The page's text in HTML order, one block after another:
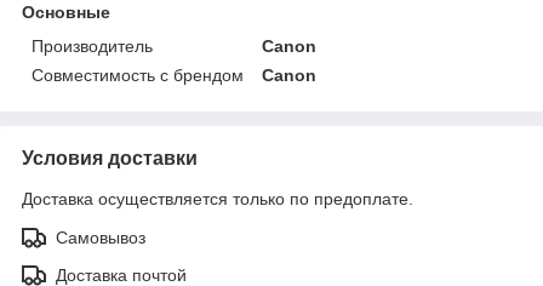
Основные
Производитель
Canon
Совместимость с брендом
Canon
Условия доставки
Доставка осуществляется только по предоплате.
Самовывоз
Доставка почтой